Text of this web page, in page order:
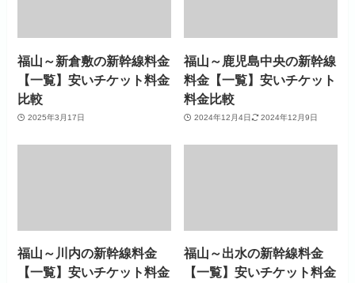
福山～新倉敷の新幹線料金
【一覧】安いチケット料金
比較
2025年3月17日
福山～鹿児島中央の新幹線
料金【一覧】安いチケット
料金比較
2024年12月4日 2024年12月9日
福山～川内の新幹線料金
【一覧】安いチケット料金
福山～出水の新幹線料金
【一覧】安いチケット料金